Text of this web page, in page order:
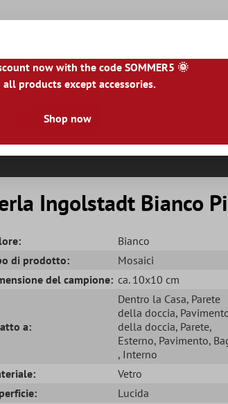
FI| GR|RO| NO|HU|BG|HR|LU
Per Terrazze
Ingolstadt Bianco
Bianco
di prodotto:
Mosaici
del campione: ca. 10x10 cm
a:
Dentro la Casa, Parete
della doccia,
della doccia, Parete,
Esterno, Pavimento,
, Interno
Vetro
Lucida
now with the code SOMMER5 🌞
products except accessories.
Shop now